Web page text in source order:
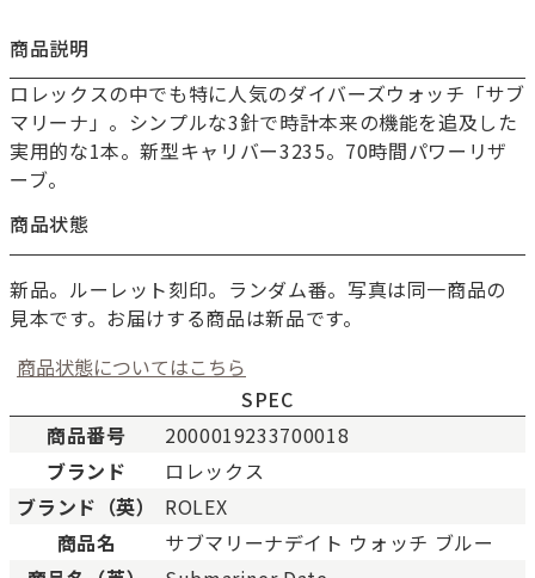
商品説明
ロレックスの中でも特に人気のダイバーズウォッチ「サブ
マリーナ」。シンプルな3針で時計本来の機能を追及した
実用的な1本。新型キャリバー3235。70時間パワーリザ
ーブ。
商品状態
新品。ルーレット刻印。ランダム番。写真は同一商品の
見本です。お届けする商品は新品です。
商品状態についてはこちら
未使用
SAランク 未使用同様品。数回使用
SPEC
商品番号
2000019233700018
ブランド
ロレックス
ブランド（英）
ROLEX
商品名
サブマリーナデイト ウォッチ ブルー